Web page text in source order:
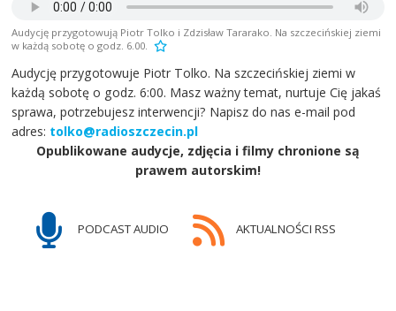
Audycję przygotowują Piotr Tolko i Zdzisław Tararako. Na szczecińskiej ziemi
w każdą sobotę o godz. 6.00.
Audycję przygotowuje Piotr Tolko. Na szczecińskiej ziemi w
każdą sobotę o godz. 6:00. Masz ważny temat, nurtuje Cię jakaś
sprawa, potrzebujesz interwencji? Napisz do nas e-mail pod
adres: tolko@radioszczecin.pl
Opublikowane audycje, zdjęcia i filmy chronione są
prawem autorskim!
PODCAST AUDIO AKTUALNOŚCI RSS